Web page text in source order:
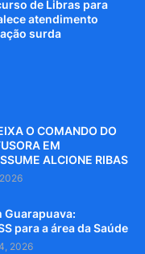
de Libras para
atendimento
surda
O COMANDO DO
EM
ALCIONE RIBAS
Guarapuava:
para a área da Saúde
2026